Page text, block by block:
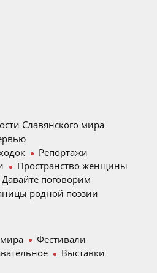
Славянского мира
Репортажи
Пространство женщины
Давайте поговорим
родной поэзии
Фестивали
Выставки